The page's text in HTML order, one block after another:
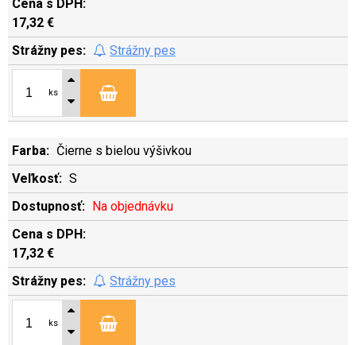
17,32 €
Strážny pes
ks
Čierne s bielou výšivkou
S
Na objednávku
17,32 €
Strážny pes
ks